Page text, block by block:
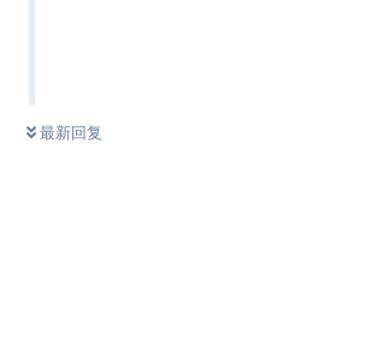
最新回复